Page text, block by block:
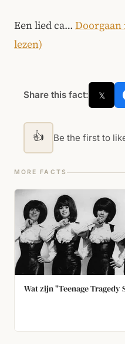
Een lied ca… Doorgaan
lezen)
Share this fact: 𝕏
👍 Be the first to
MORE FACTS
Wat zijn "Teenage Tragedy